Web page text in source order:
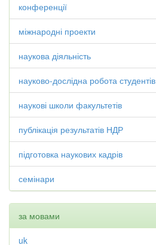
конференції
міжнародні проекти
наукова діяльність
науково-дослідна робота студентів
наукові школи факультетів
публікація результатів НДР
підготовка наукових кадрів
семінари
за мовами
uk